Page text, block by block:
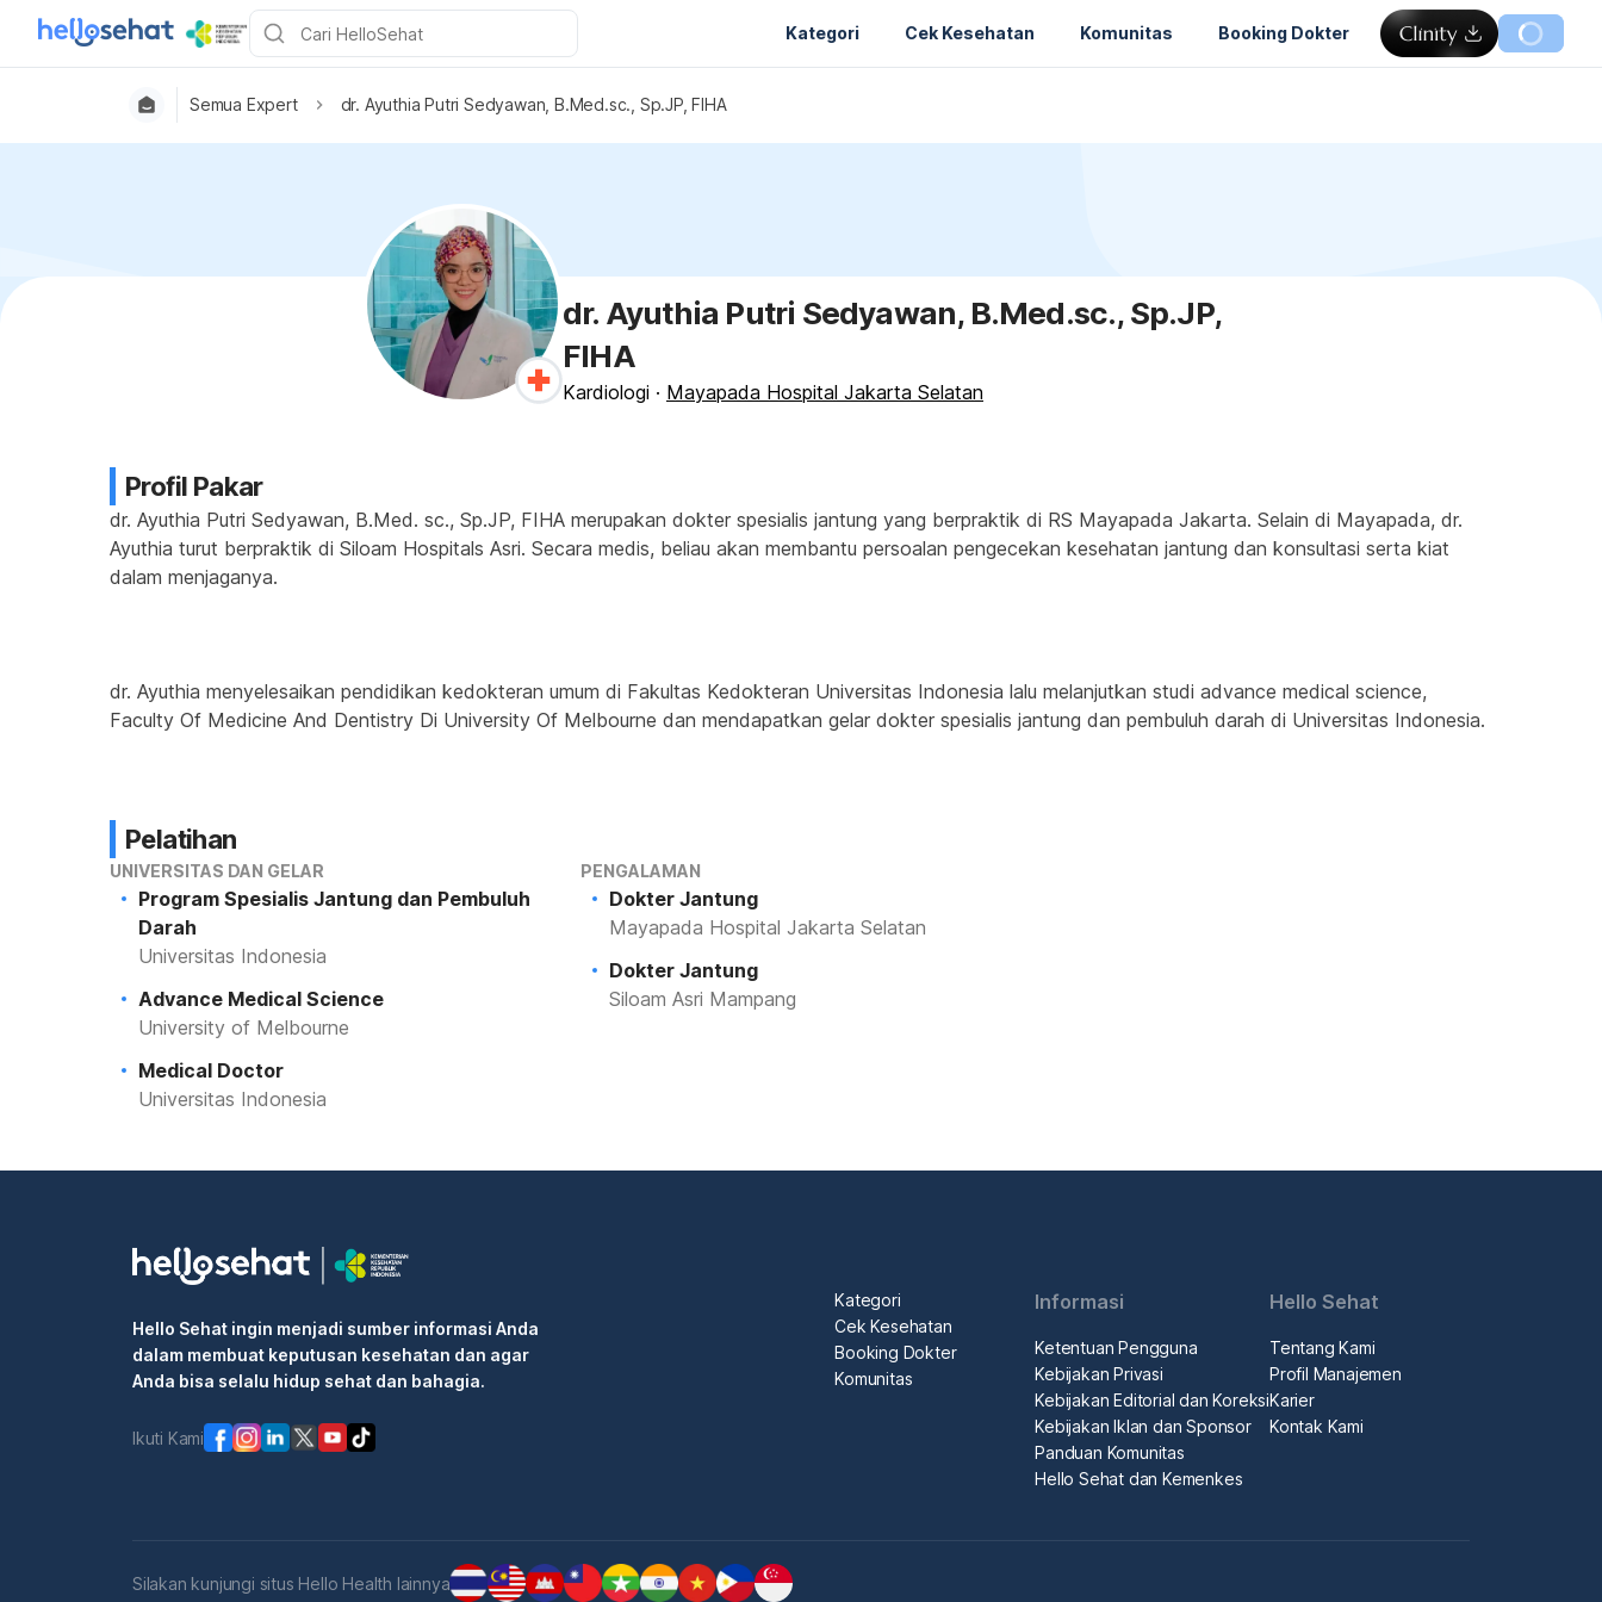
Kategori Cek Kesehatan Komunitas Booking Dokter
Semua Expert dr. Ayuthia Putri Sedyawan, B.Med.sc., Sp.JP, FIHA
dr. Ayuthia Putri Sedyawan, B.Med.sc., Sp.JP,
FIHA
Kardiologi · Mayapada Hospital Jakarta Selatan
Profil Pakar
dr. Ayuthia Putri Sedyawan, B.Med. sc., Sp.JP, FIHA merupakan dokter spesialis jantung yang berpraktik di RS Mayapada Jakarta. Selain di Mayapada, dr.
Ayuthia turut berpraktik di Siloam Hospitals Asri. Secara medis, beliau akan membantu persoalan pengecekan kesehatan jantung dan konsultasi serta kiat
dalam menjaganya.
dr. Ayuthia menyelesaikan pendidikan kedokteran umum di Fakultas Kedokteran Universitas Indonesia lalu melanjutkan studi advance medical science,
Faculty Of Medicine And Dentistry Di University Of Melbourne dan mendapatkan gelar dokter spesialis jantung dan pembuluh darah di Universitas Indonesia.
Pelatihan
UNIVERSITAS DAN GELAR
Program Spesialis Jantung dan Pembuluh
Darah
Universitas Indonesia
Advance Medical Science
University of Melbourne
Medical Doctor
Universitas Indonesia
PENGALAMAN
Dokter Jantung
Mayapada Hospital Jakarta Selatan
Dokter Jantung
Siloam Asri Mampang
Hello Sehat ingin menjadi sumber informasi Anda
dalam membuat keputusan kesehatan dan agar
Anda bisa selalu hidup sehat dan bahagia.
Ikuti Kami
Kategori
Cek Kesehatan
Booking Dokter
Komunitas
Informasi
Ketentuan Pengguna
Kebijakan Privasi
Kebijakan Editorial dan Koreksi
Kebijakan Iklan dan Sponsor
Panduan Komunitas
Hello Sehat dan Kemenkes
Hello Sehat
Tentang Kami
Profil Manajemen
Karier
Kontak Kami
Silakan kunjungi situs Hello Health lainnya